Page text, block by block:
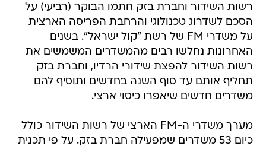
על משדרי FM של רשת "קול ישראל". בשנים
האחרונות נחלשו רבים מהמשדרים המשמשים את
רשות השידור להפצת שידורי הרדיו, וחברת בזק
תחליף אותם עד סוף השנה בחדשים ותוסיף להם
משדרים חדשים שיאפרו כיסוי ארצי.
מערך משדרי ה-FM הארצי של רשות השידור כולל
הפיתוח ובמסגרת הרפורמה ברשות השידור, צפוים
להתווסף כ-150 משדרים בפריסה ארצית ובסך הכל